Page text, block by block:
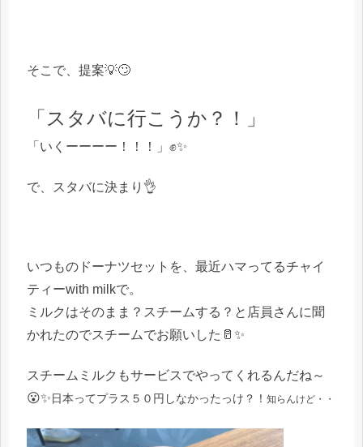
そこで、提案💡🙄
「スタバに行こうか？！」
「いくーーーー！！！」✊✨
で、スタバに決まり👌
いつものドーナツセットを、最近ハマってるチャイ
ティーwith milkで。
ミルクはそのまま？スチームする？と店員さんに聞
かれたのでスチームでお願いした🥛✨
スチームミルクもサービスでやってくれるんだね～
😮✨日本ってプラス５０円しなかったっけ？！ 知らんけど・・